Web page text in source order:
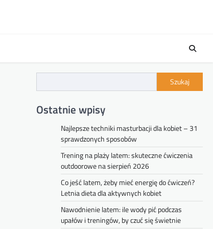
Szukaj
Ostatnie wpisy
Najlepsze techniki masturbacji dla kobiet – 31
sprawdzonych sposobów
Trening na plaży latem: skuteczne ćwiczenia
outdoorowe na sierpień 2026
Co jeść latem, żeby mieć energię do ćwiczeń?
Letnia dieta dla aktywnych kobiet
Nawodnienie latem: ile wody pić podczas
upałów i treningów, by czuć się świetnie